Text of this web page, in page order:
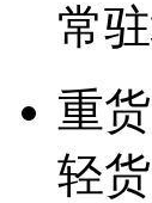
常
重
轻